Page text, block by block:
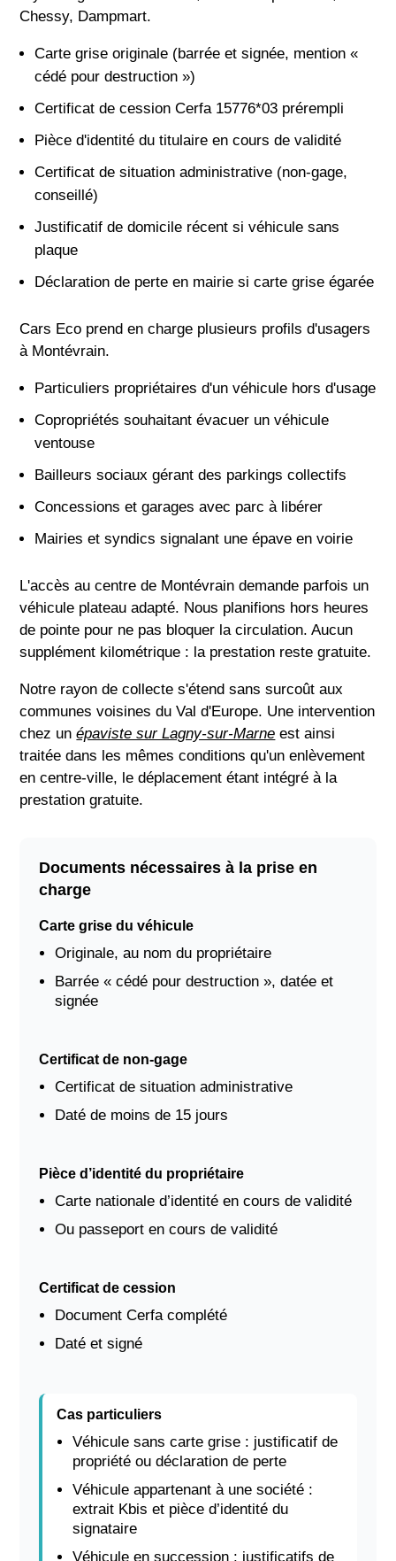
Chessy, Dampmart.
Carte grise originale (barrée et signée, mention «
cédé pour destruction »)
Certificat de cession Cerfa 15776*03 prérempli
Pièce d'identité du titulaire en cours de validité
Certificat de situation administrative (non-gage,
conseillé)
Justificatif de domicile récent si véhicule sans
plaque
Déclaration de perte en mairie si carte grise égarée
Cars Eco prend en charge plusieurs profils d'usagers
à Montévrain.
Particuliers propriétaires d'un véhicule hors d'usage
Copropriétés souhaitant évacuer un véhicule
ventouse
Bailleurs sociaux gérant des parkings collectifs
Concessions et garages avec parc à libérer
Mairies et syndics signalant une épave en voirie
L'accès au centre de Montévrain demande parfois un
véhicule plateau adapté. Nous planifions hors heures
de pointe pour ne pas bloquer la circulation. Aucun
supplément kilométrique : la prestation reste gratuite.
Notre rayon de collecte s'étend sans surcoût aux
communes voisines du Val d'Europe. Une intervention
chez unépaviste sur Lagny-sur-Marne est ainsi
traitée dans les mêmes conditions qu'un enlèvement
en centre-ville, le déplacement étant intégré à la
prestation gratuite.
Documents nécessaires à la prise en
charge
Carte grise du véhicule
Originale, au nom du propriétaire
Barrée « cédé pour destruction », datée et
signée
Certificat de non-gage
Certificat de situation administrative
Daté de moins de 15 jours
Pièce d’identité du propriétaire
Carte nationale d’identité en cours de validité
Ou passeport en cours de validité
Certificat de cession
Document Cerfa complété
Daté et signé
Cas particuliers
Véhicule sans carte grise : justificatif de
propriété ou déclaration de perte
Véhicule appartenant à une société :
extrait Kbis et pièce d’identité du
signataire
Véhicule en succession : justificatifs de